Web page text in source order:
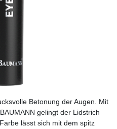
Betonung der Augen. Mit
gelingt der Lidstrich
lässt sich mit dem spitz